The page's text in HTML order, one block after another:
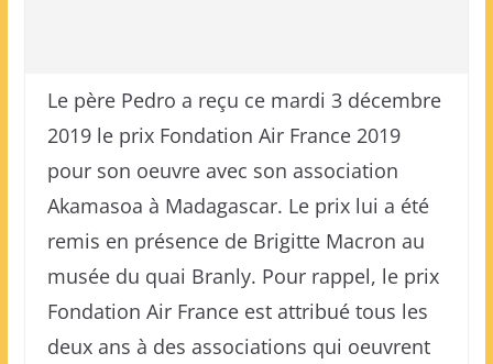
Le père Pedro a reçu ce mardi 3 décembre
2019 le prix Fondation Air France 2019
pour son oeuvre avec son association
Akamasoa à Madagascar. Le prix lui a été
remis en présence de Brigitte Macron au
musée du quai Branly. Pour rappel, le prix
Fondation Air France est attribué tous les
deux ans à des associations qui oeuvrent